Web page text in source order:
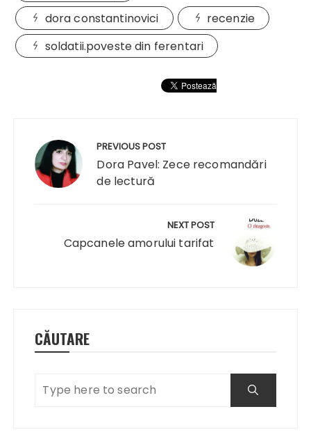
dora constantinovici
recenzie
soldatii.poveste din ferentari
articole
PREVIOUS POST
Dora Pavel: Zece recomandări
de lectură
NEXT POST
Capcanele amorului tarifat
CĂUTARE